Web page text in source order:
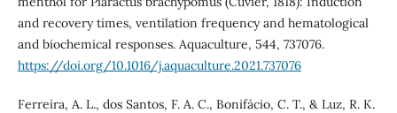
and recovery times, ventilation frequency and hematological
and biochemical responses. Aquaculture, 544, 737076.
https://doi.org/10.1016/j.aquaculture.2021.737076
Ferreira, A. L., dos Santos, F. A. C., Bonifácio, C. T., & Luz, R. K.